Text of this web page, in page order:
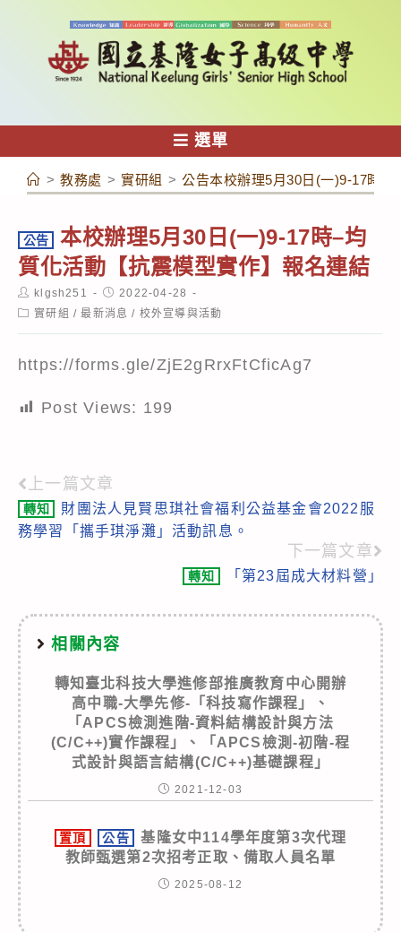
容
選單
> 教務處 > 實研組 > 公告本校辦理5月30日(一)9-17時–
公告
本校辦理5月30日(一)9-17時–均
質化活動【抗震模型實作】報名連結
Post
author:
klgsh251
Post
published:
2022-04-28
Post實研組 / 最新消息 / 校外宣導與活動
https://forms.gle/ZjE2gRrxFtCficAg7
Post Views: 199
Read
more
上一篇文章
轉知
財團法人見賢思琪社會福利公益基金會2022服
務學習「攜手琪淨灘」活動訊息。
下一篇文章
轉知 「第23屆成大材料營」
相關內容
轉知臺北科技大學進修部推廣教育中心開辦
高中職-大學先修-「科技寫作課程」、
「APCS檢測進階-資料結構設計與方法
(C/C++)實作課程」、「APCS檢測-初階-程
式設計與語言結構(C/C++)基礎課程」
2021-12-03
置頂 公告
基隆女中114學年度第3次代理
教師甄選第2次招考正取、備取人員名單
2025-08-12